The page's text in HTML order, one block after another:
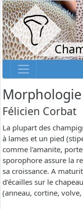
Félicien Corbat
La plupart des
à lames et un pied
comme l'amanite,
sporophore assure la
sa croissance. A
d'écailles sur le
(anneau, cortine, volve,